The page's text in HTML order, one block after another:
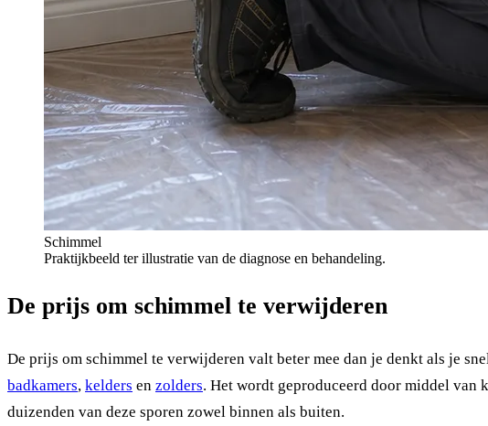
Schimmel
Praktijkbeeld ter illustratie van de diagnose en behandeling.
De prijs om schimmel te verwijderen
De prijs om schimmel te verwijderen valt beter mee dan je denkt als je
badkamers, kelders en zolders. Het wordt geproduceerd door middel van
duizenden van deze sporen zowel binnen als buiten.